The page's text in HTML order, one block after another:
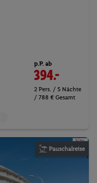
p.P. ab
394.-
2 Pers. / 5 Nächte
/ 788 € Gesamt
Pauschalreise